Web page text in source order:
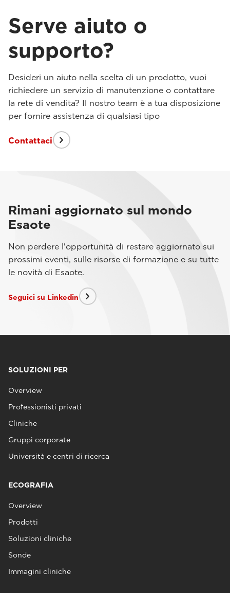
Serve aiuto o
supporto?
Desideri un aiuto nella scelta di un prodotto, vuoi
richiedere un servizio di manutenzione o contattare
la rete di vendita? Il nostro team è a tua disposizione
per fornire assistenza di qualsiasi tipo
Contattaci
Rimani aggiornato sul mondo
Esaote
Non perdere l'opportunità di restare aggiornato sui
prossimi eventi, sulle risorse di formazione e su tutte
le novità di Esaote.
Seguici su Linkedin
SOLUZIONI PER
Overview
Professionisti privati
Cliniche
Gruppi corporate
Università e centri di ricerca
ECOGRAFIA
Overview
Prodotti
Soluzioni cliniche
Sonde
Immagini cliniche